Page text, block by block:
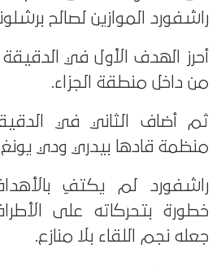
راشفورد الموازين لصالح
من داخل منطقة الجزاء.
منظمة قادها بيدري ودي يونغ.
راشفورد لم يكتفِ
خطورة بتحركاته على
جعله نجم اللقاء بلا منازع.